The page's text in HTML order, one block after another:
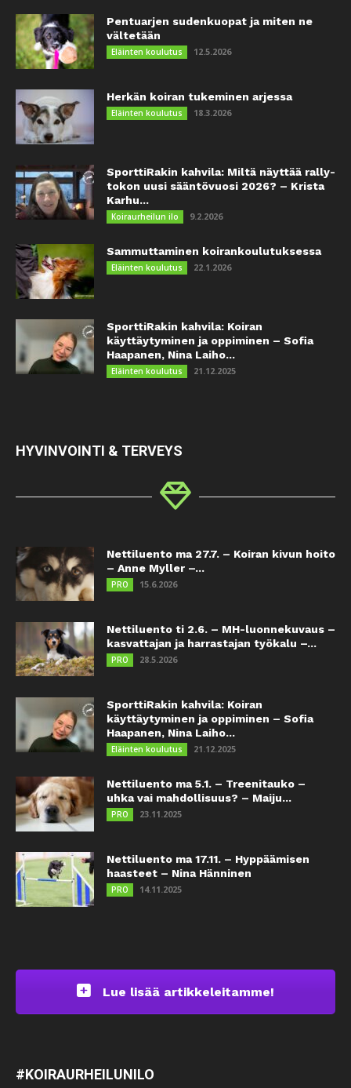
Pentuarjen sudenkuopat ja miten ne
vältetään
Eläinten koulutus 12.5.2026
Herkän koiran tukeminen arjessa
Eläinten koulutus 18.3.2026
SporttiRakin kahvila: Miltä näyttää rally-
tokon uusi sääntövuosi 2026? – Krista
Karhu...
Koiraurheilun ilo 9.2.2026
Sammuttaminen koirankoulutuksessa
Eläinten koulutus 22.1.2026
SporttiRakin kahvila: Koiran
käyttäytyminen ja oppiminen – Sofia
Haapanen, Nina Laiho...
Eläinten koulutus 21.12.2025
HYVINVOINTI & TERVEYS
Nettiluento ma 27.7. – Koiran kivun hoito
– Anne Myller –...
PRO 15.6.2026
Nettiluento ti 2.6. – MH-luonnekuvaus –
kasvattajan ja harrastajan työkalu –...
PRO 28.5.2026
SporttiRakin kahvila: Koiran
käyttäytyminen ja oppiminen – Sofia
Haapanen, Nina Laiho...
Eläinten koulutus 21.12.2025
Nettiluento ma 5.1. – Treenitauko –
uhka vai mahdollisuus? – Maiju...
PRO 23.11.2025
Nettiluento ma 17.11. – Hyppäämisen
haasteet – Nina Hänninen
PRO 14.11.2025
Lue lisää artikkeleitamme!
#KOIRAURHEILUNILO